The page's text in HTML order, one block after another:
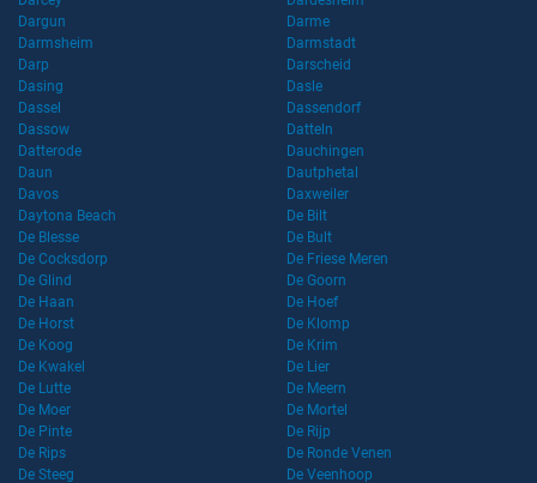
Dargun
Darme
Darmsheim
Darmstadt
Darp
Darscheid
Dasing
Dasle
Dassel
Dassendorf
Dassow
Datteln
Datterode
Dauchingen
Daun
Dautphetal
Davos
Daxweiler
Daytona Beach
De Bilt
De Blesse
De Bult
De Cocksdorp
De Friese Meren
De Glind
De Goorn
De Haan
De Hoef
De Horst
De Klomp
De Koog
De Krim
De Kwakel
De Lier
De Lutte
De Meern
De Moer
De Mortel
De Pinte
De Rijp
De Rips
De Ronde Venen
De Steeg
De Veenhoop